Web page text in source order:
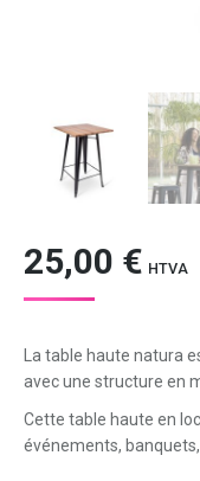
25,00 € HTVA
La table haute natura
avec une structure en
Cette table haute en
événements,